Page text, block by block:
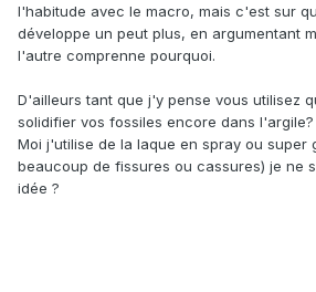
l'habitude avec le macro, mais c'est sur
développe un peut plus, en argumentant
l'autre comprenne pourquoi.
D'ailleurs tant que j'y pense vous utilisez
solidifier vos fossiles encore dans l'argile?
Moi j'utilise de la laque en spray ou super
beaucoup de fissures ou cassures) je ne
idée ?